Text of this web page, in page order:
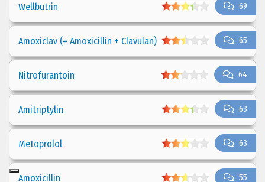
69
Wellbutrin
65
Amoxiclav (= Amoxicillin + Clavulan)
64
Nitrofurantoin
63
Amitriptylin
63
Metoprolol
55
Amoxicillin